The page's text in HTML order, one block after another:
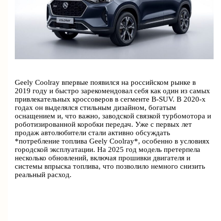
Geely Coolray впервые появился на российском рынке в
2019 году и быстро зарекомендовал себя как один из самых
привлекательных кроссоверов в сегменте B-SUV. В 2020-х
годах он выделялся стильным дизайном, богатым
оснащением и, что важно, заводской связкой турбомотора и
роботизированной коробки передач. Уже с первых лет
продаж автолюбители стали активно обсуждать
*потребление топлива Geely Coolray*, особенно в условиях
городской эксплуатации. На 2025 год модель претерпела
несколько обновлений, включая прошивки двигателя и
системы впрыска топлива, что позволило немного снизить
реальный расход.